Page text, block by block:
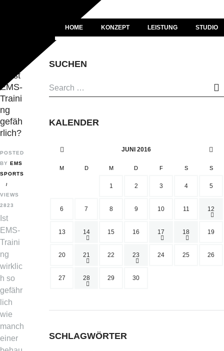
HOME KONZEPT LEISTUNG STUDIO
Ist
EMS-
Traini
ng
gefäh
rlich?
POSTED
BY
EMS
SPORTS
VIEWS
2823
Ist
EMS-
Traini
ng
wirklic
h so
gefähr
lich
wie
manch
einer
SUCHEN
KALENDER
JUNI 2016
M D M D F S S
1 2 3 4 5
6 7 8 9 10 11 12
13 14 15 16 17 18 19
20 21 22 23 24 25 26
27 28 29 30
SCHLAGWÖRTER